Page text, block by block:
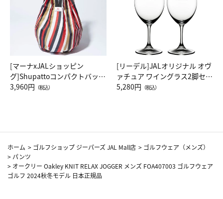
[マーナxJALショッピン
グ]Shupattoコンパクトバッグ
Drop JAL客室乗務員（LC）ス
3,960円 （税込）
[リーデル]JALオリジナル オヴ
ァチュア ワイングラス2脚セッ
ト（レッドワイン）
5,280円 （税込）
ホーム > ゴルフショップ ジーパーズ JAL Mall店 > ゴルフウェア（メンズ）
> パンツ
> オークリー Oakley KNIT RELAX JOGGER メンズ FOA407003 ゴルフウェア
ゴルフ 2024秋冬モデル 日本正規品